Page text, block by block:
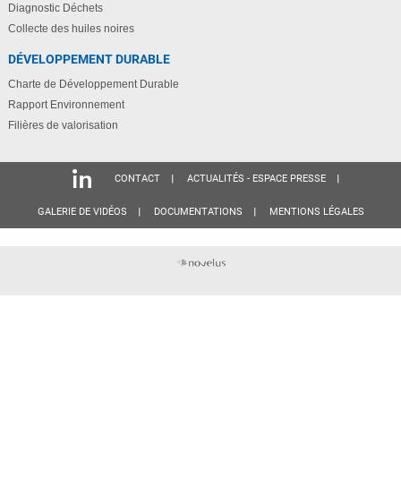
Diagnostic Déchets
Collecte des huiles noires
DÉVELOPPEMENT DURABLE
Charte de Développement Durable
Rapport Environnement
Filières de valorisation
CONTACT ACTUALITÉS - ESPACE PRESSE
GALERIE DE VIDÉOS DOCUMENTATIONS MENTIONS LÉGALES